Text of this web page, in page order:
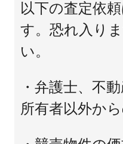
以下の査定依
す。恐れ入り
い。
・弁護士、不
所有者以外か